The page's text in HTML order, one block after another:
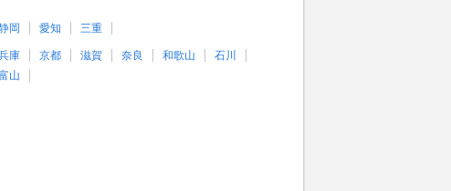
岡 愛知 三重
庫 京都 滋賀 奈良 和歌山
石川
山